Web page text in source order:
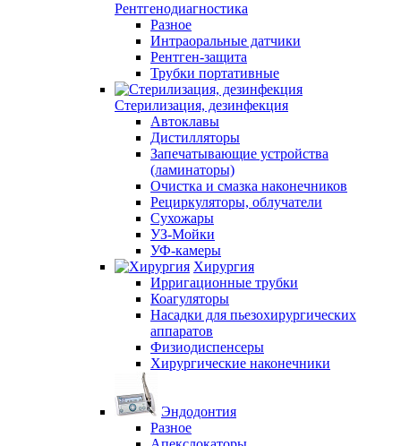
Рентгенодиагностика
Разное
Интраоральные датчики
Рентген-защита
Трубки портативные
Стерилизация, дезинфекция
Автоклавы
Дистилляторы
Запечатывающие устройства
(ламинаторы)
Очистка и смазка наконечников
Рециркуляторы, облучатели
Сухожары
УЗ-Мойки
УФ-камеры
Хирургия
Ирригационные трубки
Коагуляторы
Насадки для пьезохирургических
аппаратов
Физиодиспенсеры
Хирургические наконечники
Эндодонтия
Разное